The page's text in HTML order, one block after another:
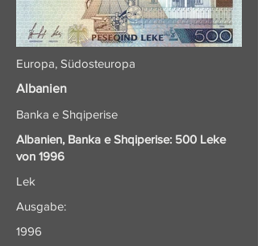
Europa, Südosteuropa
Albanien
Banka e Shqiperise
Albanien, Banka e Shqiperise: 500 Leke
von 1996
Lek
Ausgabe:
1996